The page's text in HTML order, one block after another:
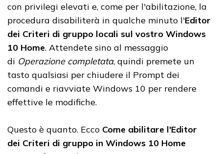
con privilegi elevati e, come per l'abilitazione, la
procedura disabiliterà in qualche minuto l'Editor
dei Criteri di gruppo locali sul vostro Windows
10 Home. Attendete sino al messaggio
di Operazione completata, quindi premete un
tasto qualsiasi per chiudere il Prompt dei
comandi e riavviate Windows 10 per rendere
effettive le modifiche.
Questo è quanto. Ecco Come abilitare l'Editor
dei Criteri di gruppo in Windows 10 Home